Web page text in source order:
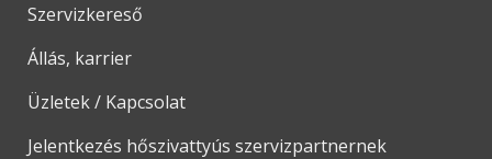
Szervizkereső
Állás, karrier
Üzletek / Kapcsolat
Jelentkezés hőszivattyús szervizpartnernek